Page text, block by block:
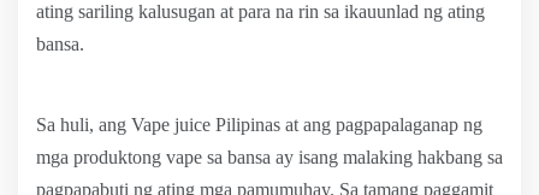
ating sariling kalusugan at para na rin sa ikauunlad ng ating
bansa.
Sa huli, ang Vape juice Pilipinas at ang pagpapalaganap ng
mga produktong vape sa bansa ay isang malaking hakbang sa
pagpapabuti ng ating mga pamumuhay. Sa tamang paggamit